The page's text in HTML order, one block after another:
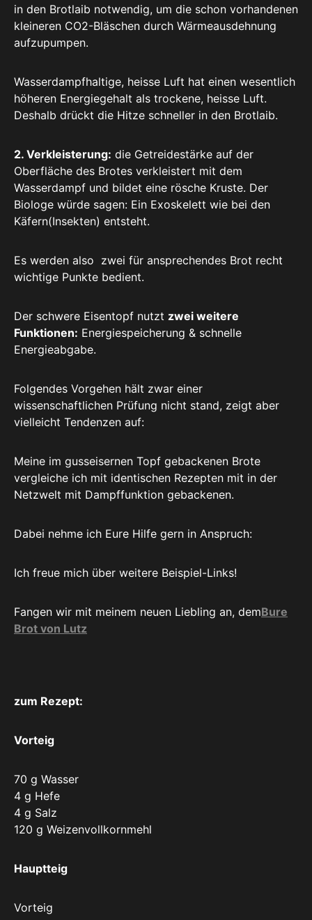
in den Brotlaib notwendig, um die schon vorhandenen
kleineren CO2-Bläschen durch Wärmeausdehnung
aufzupumpen.
Wasserdampfhaltige, heisse Luft hat einen wesentlich
höheren Energiegehalt als trockene, heisse Luft.
Deshalb drückt die Hitze schneller in den Brotlaib.
2. Verkleisterung: die Getreidestärke auf der
Oberfläche des Brotes verkleistert mit dem
Wasserdampf und bildet eine rösche Kruste. Der
Biologe würde sagen: Ein Exoskelett wie bei den
Käfern(Insekten) entsteht.
Es werden also zwei für ansprechendes Brot recht
wichtige Punkte bedient.
Der schwere Eisentopf nutzt zwei weitere
Funktionen: Energiespeicherung & schnelle
Energieabgabe.
Folgendes Vorgehen hält zwar einer
wissenschaftlichen Prüfung nicht stand, zeigt aber
vielleicht Tendenzen auf:
Meine im gusseisernen Topf gebackenen Brote
vergleiche ich mit identischen Rezepten mit in der
Netzwelt mit Dampffunktion gebackenen.
Dabei nehme ich Eure Hilfe gern in Anspruch:
Ich freue mich über weitere Beispiel-Links!
Fangen wir mit meinem neuen Liebling an, demBure
Brot von Lutz
zum Rezept:
Vorteig
70 g Wasser
4 g Hefe
4 g Salz
120 g Weizenvollkornmehl
Hauptteig
Vorteig